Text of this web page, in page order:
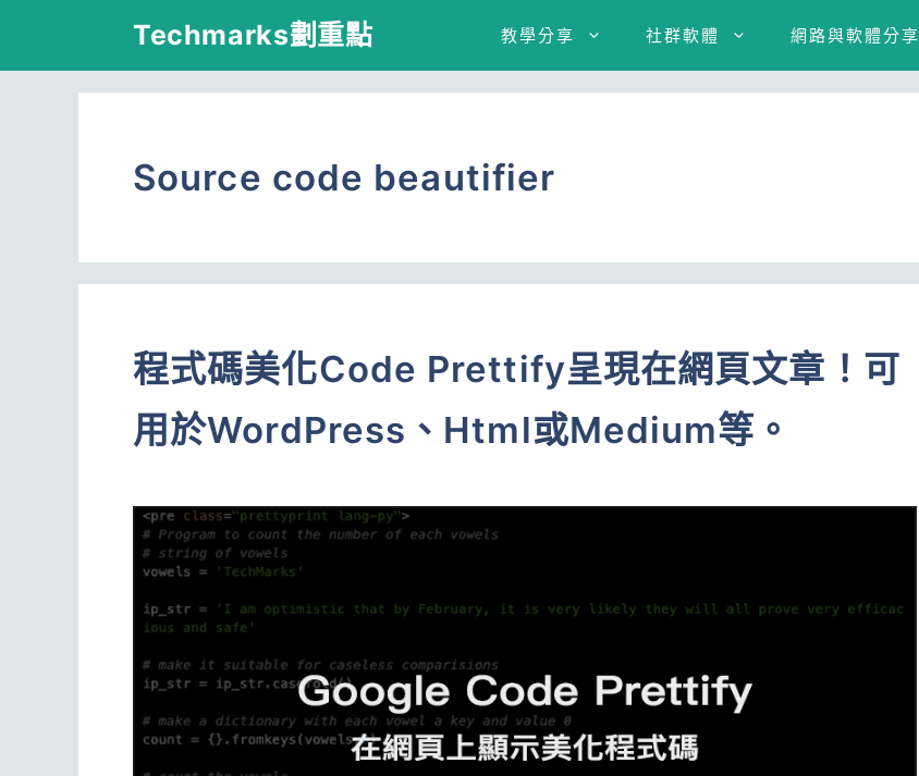
Techmarks劃重點 教學分享 社群軟體 網路與軟體分享
Source code beautifier
程式碼美化Code Prettify呈現在網頁文章！可
用於WordPress、Html或Medium等。